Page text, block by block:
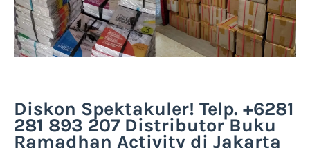
Diskon Spektakuler! Telp. +6281
281 893 207 Distributor Buku
Ramadhan Activity di Jakarta